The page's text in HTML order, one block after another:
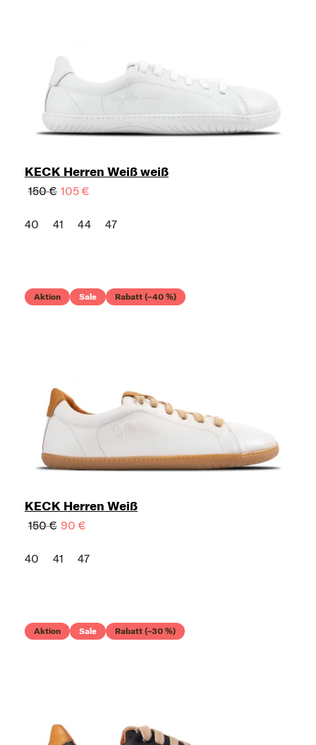
KECK Herren Weiß weiß
150 € 105 €
40 41 44 47
Aktion Sale Rabatt (–40 %)
KECK Herren Weiß
150 € 90 €
40 41 47
Aktion Sale Rabatt (–30 %)